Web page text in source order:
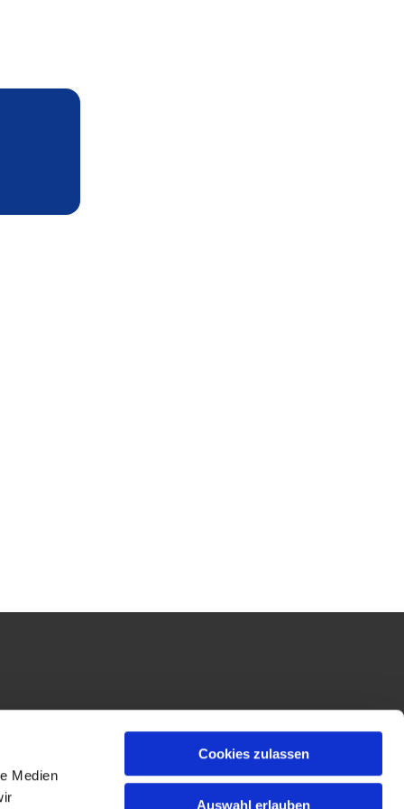
Medien
Cookies zulassen
Auswahl erlauben